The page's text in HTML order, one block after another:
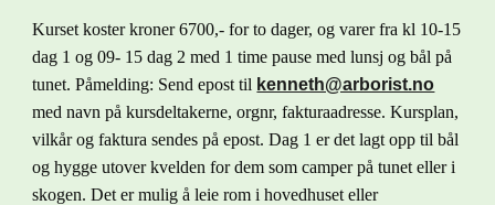
Kurset koster kroner6700,- for to dager, og varer fra kl 10-15
dag 1 og 09- 15 dag 2 med 1 time pause med lunsj og bål på
tunet. Påmelding: Send epost til kenneth@arborist.no
med navn på kursdeltakerne, orgnr, fakturaadresse. Kursplan,
vilkår og faktura sendes på epost. Dag 1 er det lagt opp til bål
og hygge utover kvelden for dem som camper på tunet eller i
skogen. Det er mulig å leie rom i hovedhuset eller